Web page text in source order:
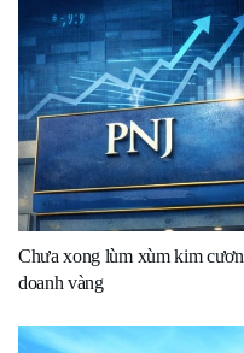
Chưa xong lùm xùm kim
doanh vàng